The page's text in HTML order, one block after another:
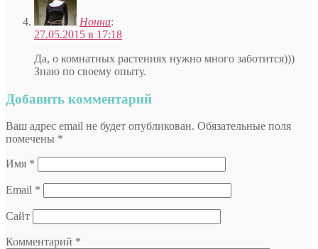
Нонна:
27.05.2015 в 17:18
Да, о комнатных растениях нужно много заботится)))
Знаю по своему опыту.
Добавить комментарий
Ваш адрес email не будет опубликован. Обязательные поля
помечены *
Имя *
Email *
Сайт
Комментарий *